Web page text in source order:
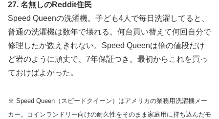
27. 名無しのReddit住民
Speed Queenの洗濯機。子ども4人で毎日洗濯してると、
普通の洗濯機は数年で壊れる。何台買い替えて何回自分で
修理したか数えきれない。Speed Queenは倍の値段だけ
ど岩のように頑丈で、7年保証つき。最初からこれを買っ
ておけばよかった。
※ Speed Queen（スピードクイーン）はアメリカの業務用洗濯機メー
カー。コインランドリー向けの耐久性をそのまま家庭用に持ち込んだモ